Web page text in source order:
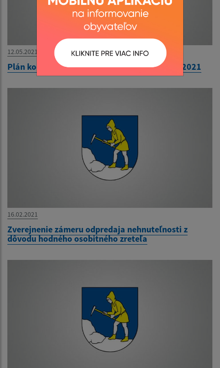
12.05.2021
Plán kontrolnej činnosti HK obce na II.polrok 2021
16.02.2021
Zverejnenie zámeru odpredaja nehnuteľnosti z
dôvodu hodného osobitného zreteľa